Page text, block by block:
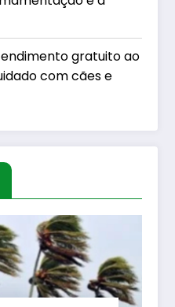
gratuito ao
com cães e